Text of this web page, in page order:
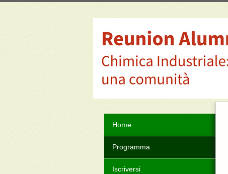
Home
Programma
Iscriversi